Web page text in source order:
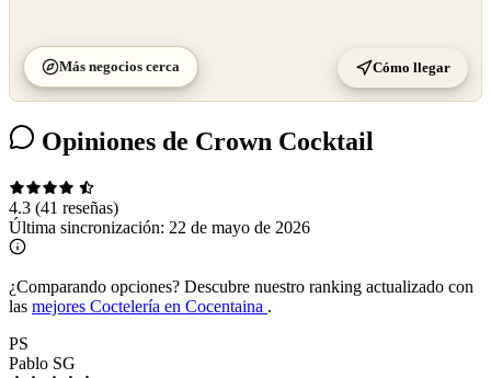
Más negocios cerca Cómo llegar
Opiniones de Crown Cocktail
4.3 (41 reseñas)
Última sincronización: 22 de mayo de 2026
¿Comparando opciones? Descubre nuestro ranking actualizado con
las mejores Coctelería en Cocentaina .
PS
Pablo SG